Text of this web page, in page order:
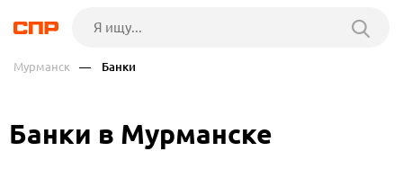
Мурманск — Банки
Банки в Мурманске